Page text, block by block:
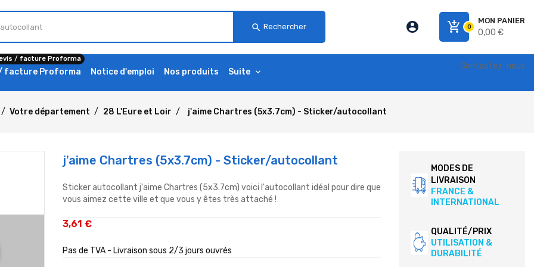
search Rechercher add_shopping_cart 0
MON PANIER
0,00 €
account_circle
Contactez-nous
/ facture Proforma
/ facture Proforma
Notice d'emploi Nos produits Suite
Votre département 28 L'Eure et Loir j'aime Chartres (5x3.7cm) - Sticker/autocollant
j'aime Chartres (5x3.7cm) - Sticker/autocollant
Sticker autocollant j'aime Chartres (5x3.7cm) voici l'autocollant idéal pour dire que
vous aimez cette ville et que vous y êtes très attaché !
3,61 €
Pas de TVA - Livraison sous 2/3 jours ouvrés
MODES DE
LIVRAISON
FRANCE &
INTERNATIONAL
QUALITÉ/PRIX
UTILISATION &
DURABILITÉ